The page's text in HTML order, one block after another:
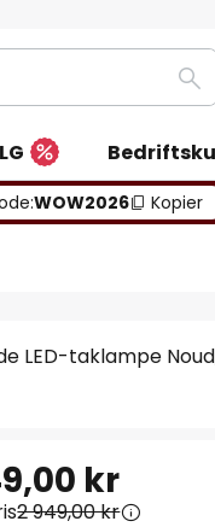
Søk
WOW2026 Kopier
LED-taklampe
kr
2 949,00 kr